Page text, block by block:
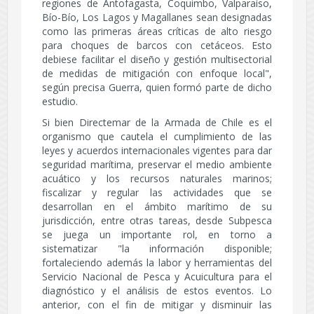
regiones de Antofagasta, Coquimbo, Valparaíso,
Bío-Bío, Los Lagos y Magallanes sean designadas
como las primeras áreas críticas de alto riesgo
para choques de barcos con cetáceos. Esto
debiese facilitar el diseño y gestión multisectorial
de medidas de mitigación con enfoque local",
según precisa Guerra, quien formó parte de dicho
estudio.
Si bien Directemar de la Armada de Chile es el
organismo que cautela el cumplimiento de las
leyes y acuerdos internacionales vigentes para dar
seguridad marítima, preservar el medio ambiente
acuático y los recursos naturales marinos;
fiscalizar y regular las actividades que se
desarrollan en el ámbito marítimo de su
jurisdicción, entre otras tareas, desde Subpesca
se juega un importante rol, en torno a
sistematizar "la información disponible;
fortaleciendo además la labor y herramientas del
Servicio Nacional de Pesca y Acuicultura para el
diagnóstico y el análisis de estos eventos. Lo
anterior, con el fin de mitigar y disminuir las